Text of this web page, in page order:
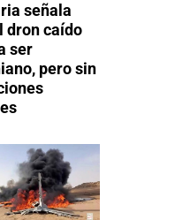
señala
dron caído
ser
pero sin